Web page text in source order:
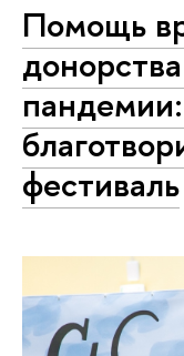
Помощь
фестиваль